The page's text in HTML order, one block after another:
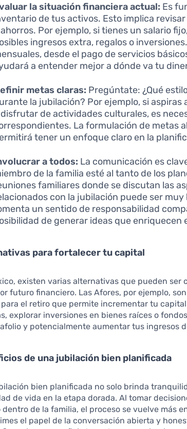
la situación financiera actual: Es
de tus activos. Esto implica
Por ejemplo, si tienes un salario
ingresos extra, regalos o
desde el pago de servicios
a entender mejor a dónde va tu
metas claras: Pregúntate: ¿Qué
la jubilación? Por ejemplo, si
de actividades culturales, es
La formulación de metas
tener un enfoque claro en la
a todos: La comunicación es
de la familia esté al tanto de los
familiares donde se discutan las
con la jubilación puede ser muy
un sentido de responsabilidad
de generar ideas que enriquecen
para fortalecer tu capital
existen varias alternativas que pueden ser
futuro financiero. Las Afores, por ejemplo,
el retiro que permite incrementar tu
explorar inversiones en bienes raíces o
y potencialmente aumentar tus ingresos
de una jubilación bien planificada
bien planificada no solo brinda
de vida en la etapa dorada. Al tomar
dentro de la familia, el proceso se vuelve más
el papel de la conversación abierta y